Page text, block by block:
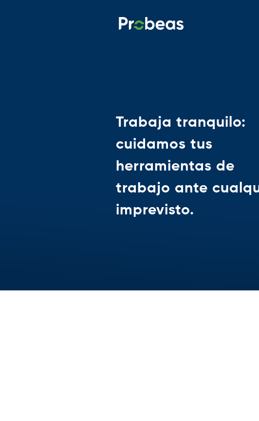
Trabaja tranquilo:
cuidamos tus
herramientas de
trabajo ante
imprevisto.